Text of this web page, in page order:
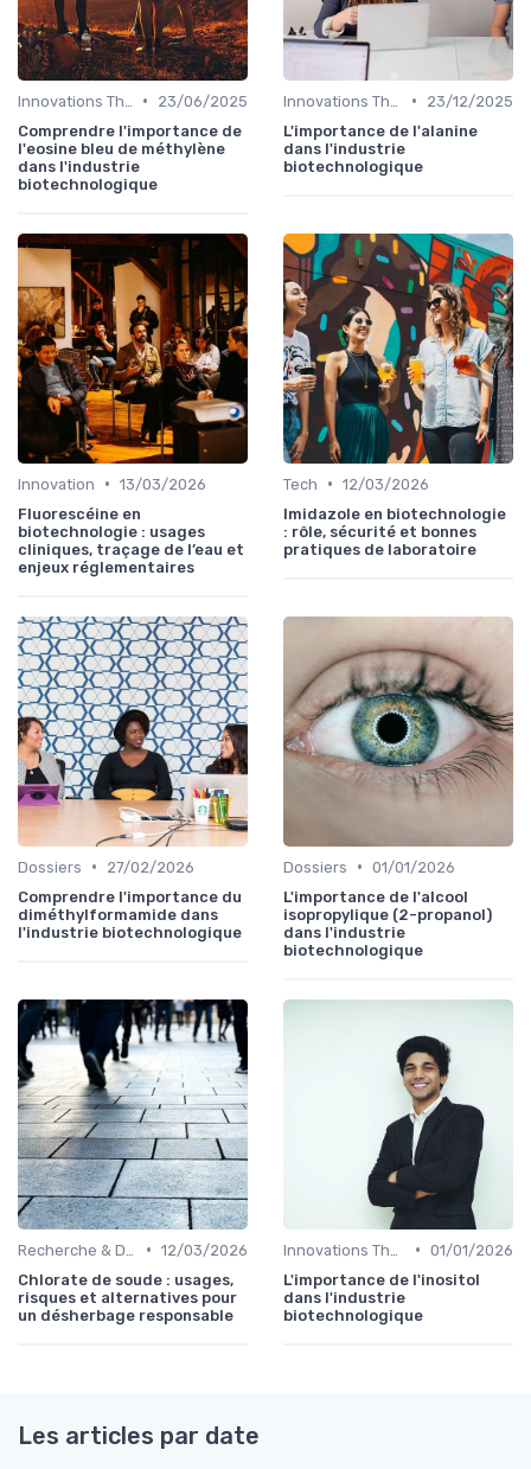
•
23/06/2025
Comprendre l'importance de
l'eosine bleu de méthylène
dans l'industrie
biotechnologique
•
23/12/2025
L'importance de l'alanine
dans l'industrie
biotechnologique
Innovation • 13/03/2026
Fluorescéine en
biotechnologie : usages
cliniques, traçage de l’eau et
enjeux réglementaires
Tech • 12/03/2026
Imidazole en biotechnologie
: rôle, sécurité et bonnes
pratiques de laboratoire
Dossiers •
27/02/2026
Comprendre l'importance du
diméthylformamide dans
l'industrie biotechnologique
Dossiers • 01/01/2026
L'importance de l'alcool
isopropylique (2-propanol)
dans l'industrie
biotechnologique
• 12/03/2026
Chlorate de soude : usages,
risques et alternatives pour
un désherbage responsable
• 01/01/2026
L'importance de l'inositol
dans l'industrie
biotechnologique
Les articles par date